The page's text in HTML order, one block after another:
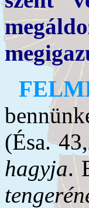
(Ésa.
hagyja.